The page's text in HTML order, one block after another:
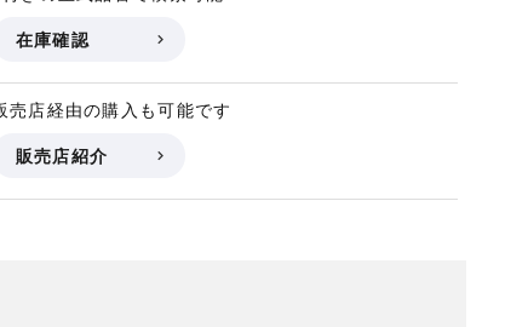
在庫確認
売店経由の購入も可能です
販売店紹介